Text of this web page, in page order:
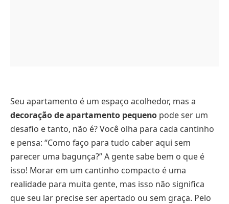
Seu apartamento é um espaço acolhedor, mas a
decoração de apartamento pequeno pode ser um
desafio e tanto, não é? Você olha para cada cantinho
e pensa: “Como faço para tudo caber aqui sem
parecer uma bagunça?” A gente sabe bem o que é
isso! Morar em um cantinho compacto é uma
realidade para muita gente, mas isso não significa
que seu lar precise ser apertado ou sem graça. Pelo